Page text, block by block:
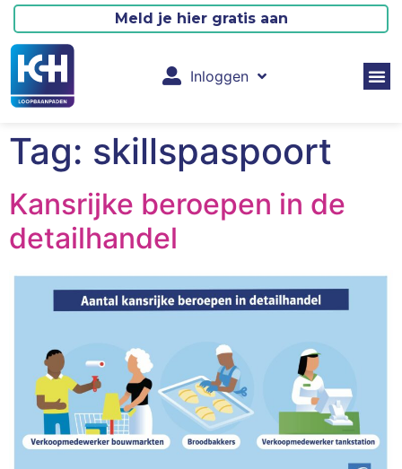
Inloggen
Meld je hier gratis aan
Tag: skillspaspoort
Kansrijke beroepen in de
detailhandel